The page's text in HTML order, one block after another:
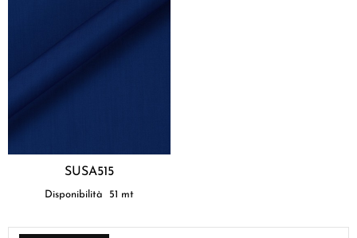
SUSA515
Disponibilità 51 mt